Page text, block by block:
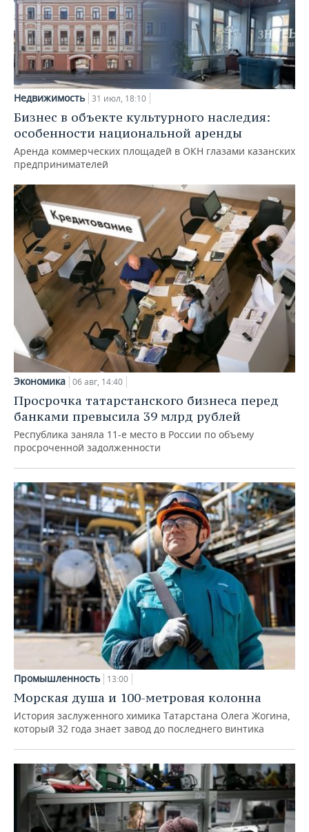
Недвижимость 31 июл, 18:10
Бизнес в объекте культурного наследия:
особенности национальной аренды
Аренда коммерческих площадей в ОКН глазами казанских
предпринимателей
Экономика 06 авг, 14:40
Просрочка татарстанского бизнеса перед
банками превысила 39 млрд рублей
Республика заняла 11-е место в России по объему
просроченной задолженности
Промышленность 13:00
Морская душа и 100-метровая колонна
История заслуженного химика Татарстана Олега Жогина,
который 32 года знает завод до последнего винтика